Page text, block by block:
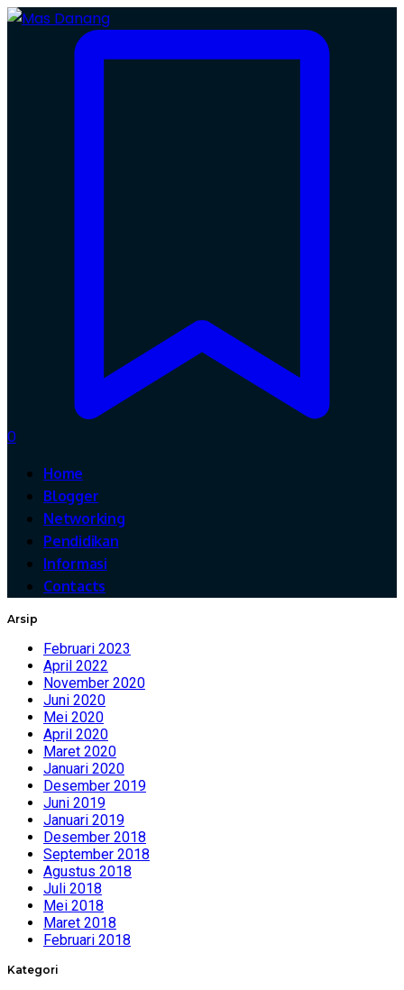
0
Home
Blogger
Networking
Pendidikan
Informasi
Contacts
Arsip
Februari 2023
April 2022
November 2020
Juni 2020
Mei 2020
April 2020
Maret 2020
Januari 2020
Desember 2019
Juni 2019
Januari 2019
Desember 2018
September 2018
Agustus 2018
Juli 2018
Mei 2018
Maret 2018
Februari 2018
Kategori